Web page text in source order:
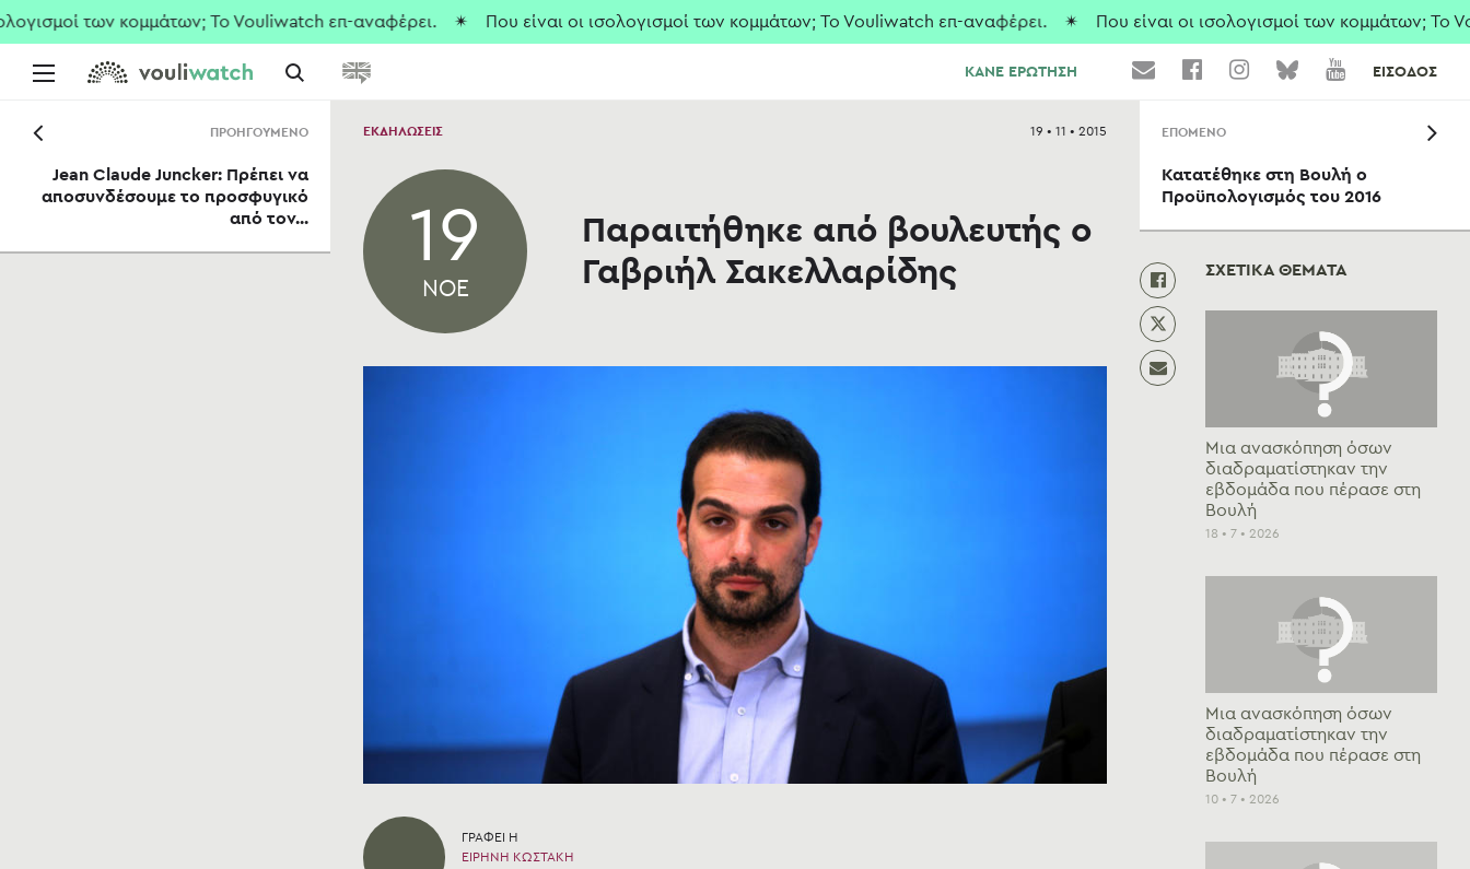
των κομμάτων; To Vouliwatch επ-αναφέρει.✴ Που είναι οι ισολογισμοί των κομμάτων; To Vouliwatch επ-αναφέρει.✴ Που είναι οι ισολογισμοί των κομμάτων; To
ΕΙΣΟΔΟΣ
ΚΑΝΕ ΕΡΩΤΗΣΗ
ΠΡΟΗΓΟΥΜΕΝΟ
Jean Claude Juncker: Πρέπει να
αποσυνδέσουμε το προσφυγικό
από τον...
ΕΚΔΗΛΩΣΕΙΣ 19 • 11 • 2015
19
ΝΟΕ
Παραιτήθηκε από βουλευτής ο
Γαβριήλ Σακελλαρίδης
ΓΡΑΦΕΙ Η
ΕΙΡΗΝΗ ΚΩΣΤΑΚΗ
ΕΠΟΜΕΝΟ
Κατατέθηκε στη Βουλή ο
Προϋπολογισμός του 2016
ΣΧΕΤΙΚΑ ΘΕΜΑΤΑ
Μια ανασκόπηση όσων
διαδραματίστηκαν την
εβδομάδα που πέρασε στη
Βουλή
18 • 7 • 2026
Μια ανασκόπηση όσων
διαδραματίστηκαν την
εβδομάδα που πέρασε στη
Βουλή
10 • 7 • 2026